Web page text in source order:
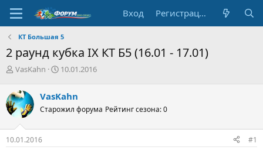
Вход Регистрация
КТ Большая 5
2 раунд кубка IX КТ Б5 (16.01 - 17.01)
А
т
о
р
е
м
VasKahn
Д
а
н
ч
10.01.2016
VasKahn
Старожил форума Рейтинг сезона: 0
10.01.2016 #1